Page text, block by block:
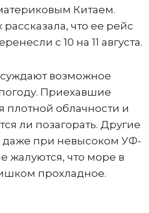
Китаем.
что ее рейс
с 10 на 11 августа.
возможное
Приехавшие
плотной облачности и
ли позагорать. Другие
даже при невысоком УФ-
жалуются, что море в
прохладное.